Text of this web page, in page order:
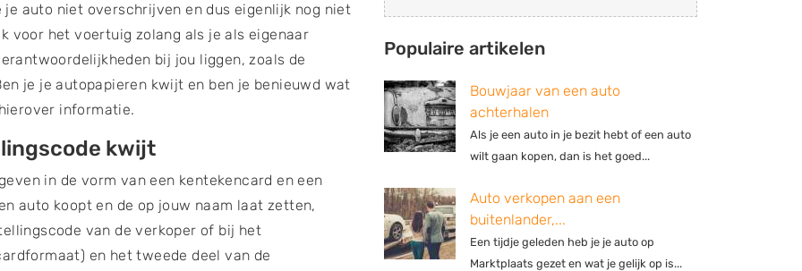
auto niet overschrijven en dus eigenlijk nog niet
voor het voertuig zolang als je als eigenaar
bij jou liggen, zoals de
je je autopapieren kwijt en ben je benieuwd wat
informatie.
kwijt
in de vorm van een kentekencard en een
auto koopt en de op jouw naam laat zetten,
van de verkoper of bij het
en het tweede deel van de
Populaire artikelen
Bouwjaar van een auto
achterhalen
Als je een auto in je bezit hebt of een auto
wilt gaan kopen, dan is het goed...
Auto verkopen aan een
buitenlander,...
Een tijdje geleden heb je je auto op
Marktplaats gezet en wat je gelijk op is...